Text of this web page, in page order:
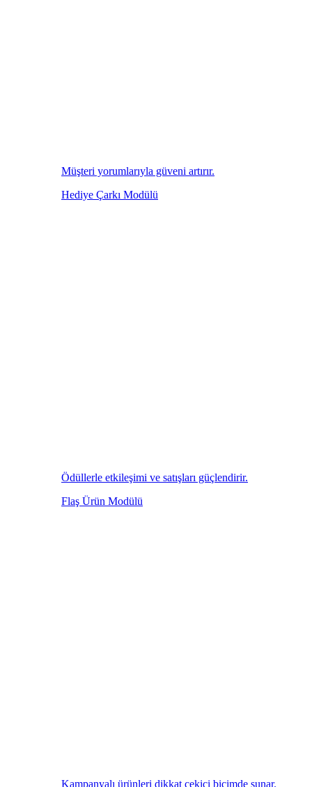
Müşteri yorumlarıyla güveni artırır.
Hediye Çarkı Modülü
Ödüllerle etkileşimi ve satışları güçlendirir.
Flaş Ürün Modülü
Kampanyalı ürünleri dikkat çekici biçimde sunar.